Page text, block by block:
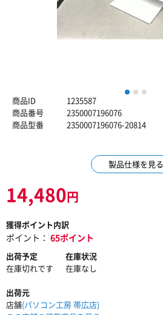
1 2
商品ID
1235587
商品番号
2350007196076
商品型番
2350007196076-20814
製品仕様を見る
14,480円
獲得ポイント内訳
ポイント： 65ポイント
出荷予定
在庫切れです
在庫状況
在庫なし
出荷元
店舗(パソコン工房 帯広店)